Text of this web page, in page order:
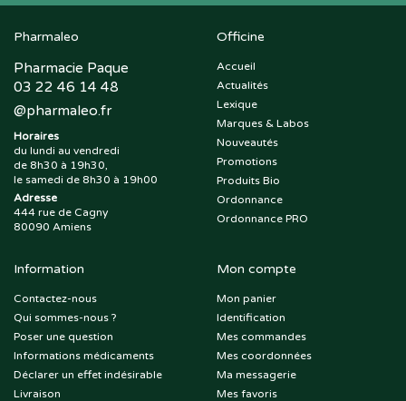
Pharmaleo
Pharmacie Paque
03 22 46 14 48
@pharmaleo.fr
Horaires
du lundi au vendredi
de 8h30 à 19h30,
le samedi de 8h30 à 19h00
Adresse
444 rue de Cagny
80090 Amiens
Officine
Accueil
Actualités
Lexique
Marques & Labos
Nouveautés
Promotions
Produits Bio
Ordonnance
Ordonnance PRO
Information
Contactez-nous
Qui sommes-nous ?
Poser une question
Informations médicaments
Déclarer un effet indésirable
Livraison
Mon compte
Mon panier
Identification
Mes commandes
Mes coordonnées
Ma messagerie
Mes favoris